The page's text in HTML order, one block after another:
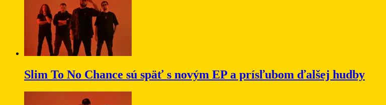
Slim To No Chance sú späť s novým EP a prísľubom ďalšej hudby